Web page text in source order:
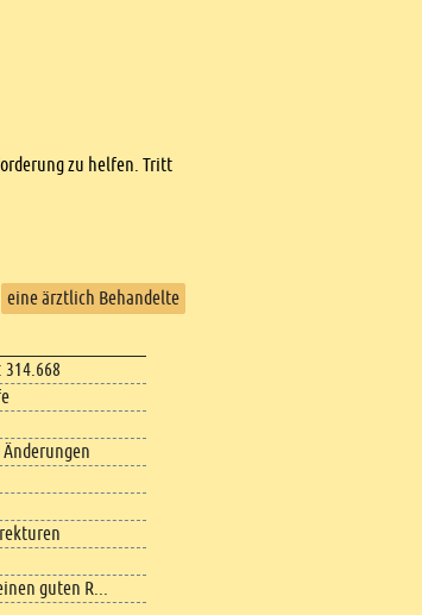
zu helfen. Tritt
eine ärztlich Behandelte
Änderungen
guten R...